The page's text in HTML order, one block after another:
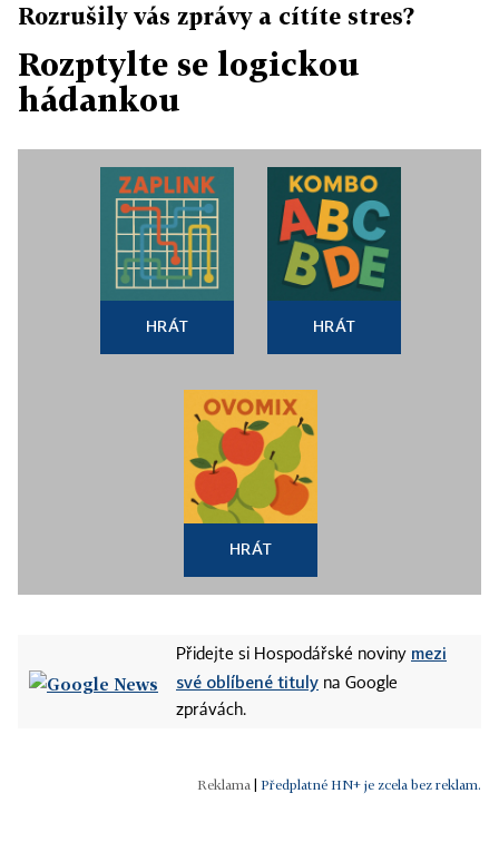
Rozrušily vás zprávy a cítíte stres?
Rozptylte se logickou
hádankou
HRÁT HRÁT
HRÁT
Přidejte si Hospodářské noviny mezi
své oblíbené tituly na Google
zprávách.
Předplatné HN+ je zcela bez reklam.